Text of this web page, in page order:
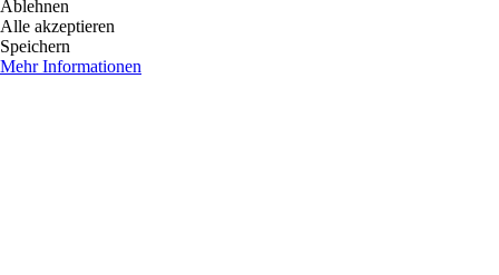
Ablehnen
Alle akzeptieren
Speichern
Mehr Informationen